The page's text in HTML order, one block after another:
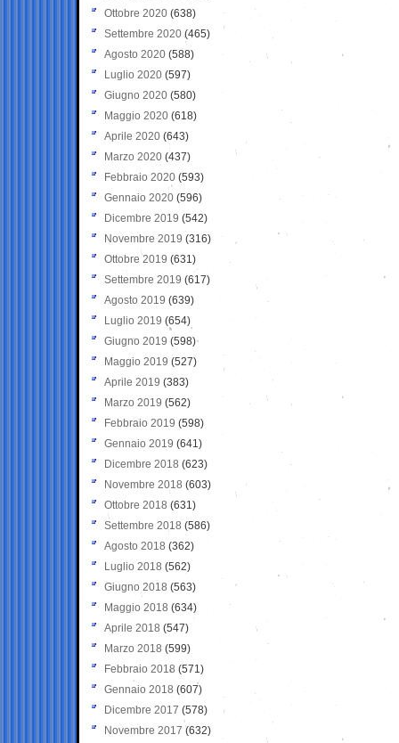
Ottobre 2020 (638)
Settembre 2020(465)
Agosto 2020 (588)
Luglio 2020 (597)
Giugno 2020 (580)
Maggio 2020 (618)
Aprile 2020 (643)
Marzo 2020 (437)
Febbraio 2020 (593)
Gennaio 2020 (596)
Dicembre 2019 (542)
Novembre 2019 (316)
Ottobre 2019 (631)
Settembre 2019 (617)
Agosto 2019 (639)
Luglio 2019 (654)
Giugno 2019 (598)
Maggio 2019 (527)
Aprile 2019 (383)
Marzo 2019 (562)
Febbraio 2019 (598)
Gennaio 2019 (641)
Dicembre 2018 (623)
Novembre 2018 (603)
Ottobre 2018 (631)
Settembre 2018 (586)
Agosto 2018 (362)
Luglio 2018 (562)
Giugno 2018 (563)
Maggio 2018 (634)
Aprile 2018 (547)
Marzo 2018 (599)
Febbraio 2018 (571)
Gennaio 2018 (607)
Dicembre 2017 (578)
Novembre 2017 (632)